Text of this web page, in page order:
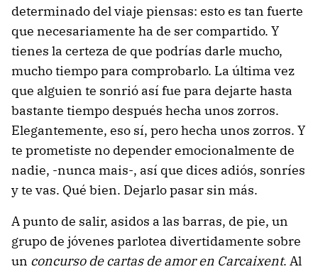
determinado del viaje piensas: esto es tan fuerte
que necesariamente ha de ser compartido. Y
tienes la certeza de que podrías darle mucho,
mucho tiempo para comprobarlo. La última vez
que alguien te sonrió así fue para dejarte hasta
bastante tiempo después hecha unos zorros.
Elegantemente, eso sí, pero hecha unos zorros. Y
te prometiste no depender emocionalmente de
nadie, -nunca mais-, así que dices adiós, sonríes
y te vas. Qué bien. Dejarlo pasar sin más.
A punto de salir, asidos a las barras, de pie, un
grupo de jóvenes parlotea divertidamente sobre
un concurso de cartas de amor en Carcaixent. Al